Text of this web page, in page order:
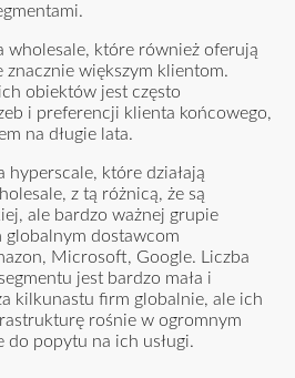
wholesale, które również oferują
znacznie większym klientom.
obiektów jest często
i preferencji klienta końcowego,
na długie lata.
hyperscale, które działają
z tą różnicą, że są
ale bardzo ważnej grupie
globalnym dostawcom
Microsoft, Google. Liczba
jest bardzo mała i
kilkunastu firm globalnie, ale ich
rośnie w ogromnym
popytu na ich usługi.